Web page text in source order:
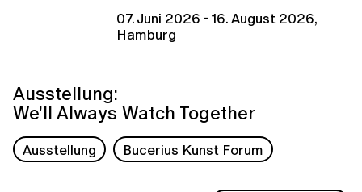
07. Juni 2026 - 16. August 2026,
Hamburg
Ausstellung:
We'll Always Watch Together
Ausstellung Bucerius Kunst Forum